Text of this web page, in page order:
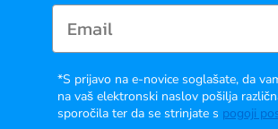
*S prijavo na e-novice soglašate, da
na vaš elektronski naslov pošilja
sporočila ter da se strinjate s pogoji